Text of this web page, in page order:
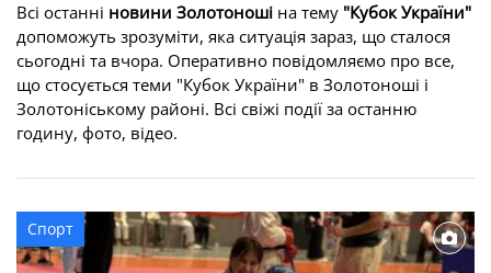
Всі останні новини Золотоноші на тему "Кубок України"
допоможуть зрозуміти, яка ситуація зараз, що сталося
сьогодні та вчора. Оперативно повідомляємо про все,
що стосується теми "Кубок України" в Золотоноші і
Золотоніському районі. Всі свіжі події за останню
годину, фото, відео.
Спорт